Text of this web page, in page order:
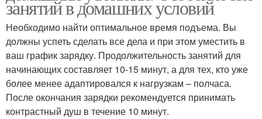
занятий в домашних условий
Необходимо найти оптимальное время подъема. Вы
должны успеть сделать все дела и при этом уместить в
ваш график зарядку. Продолжительность занятий для
начинающих составляет 10-15 минут, а для тех, кто уже
более менее адаптировался к нагрузкам – полчаса.
После окончания зарядки рекомендуется принимать
контрастный душ в течение 10 минут.